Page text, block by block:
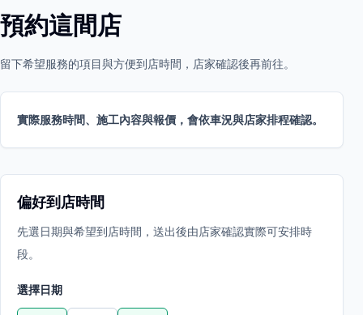
預約這間店
留下希望服務的項目與方便到店時間，店家確認後再前往。
實際服務時間、施工內容與報價，會依車況與店家排程確認。
偏好到店時間
先選日期與希望到店時間，送出後由店家確認實際可安排時
段。
選擇日期